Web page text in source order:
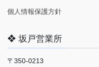
個人情報保護方針
❖ 坂戸営業所
〒350-0213